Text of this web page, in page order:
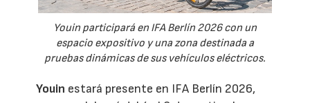
Youin participará en IFA Berlín 2026 con un
espacio expositivo y una zona destinada a
pruebas dinámicas de sus vehículos eléctricos.
Youin estará presente en IFA Berlín 2026,